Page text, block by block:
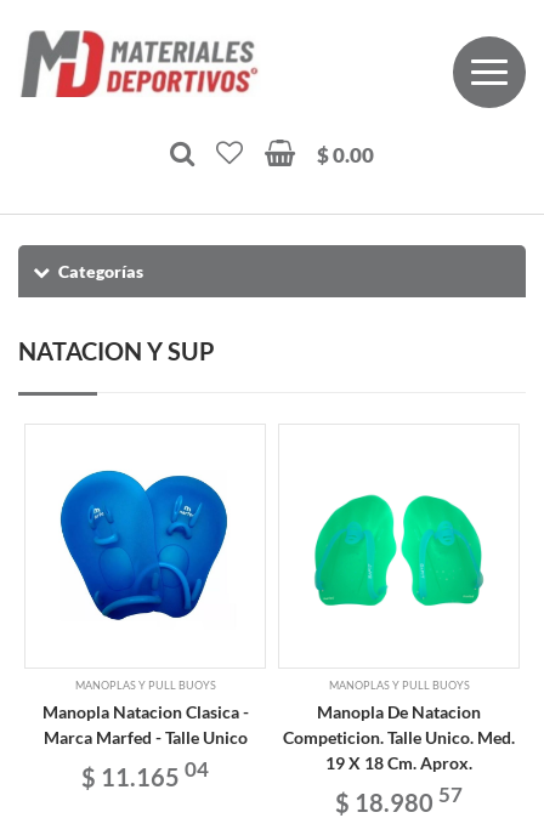
$ 0.00
Categorías
NATACION Y SUP
MANOPLAS Y PULL BUOYS
Manopla Natacion Clasica -
Marca Marfed - Talle Unico
$ 11.165 04
MANOPLAS Y PULL BUOYS
Manopla De Natacion
Competicion. Talle Unico. Med.
19 X 18 Cm. Aprox.
$ 18.980 57